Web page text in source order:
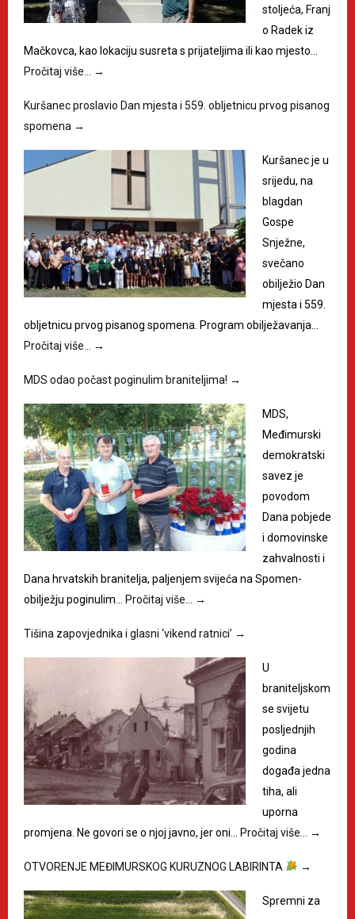
stoljeća, Franj
o Radek iz
Mačkovca, kao lokaciju susreta s prijateljima ili kao mjesto…
Pročitaj više…
→
Kuršanec proslavio Dan mjesta i 559. obljetnicu prvog pisanog
spomena →
Kuršanec je u
srijedu, na
blagdan
Gospe
Snježne,
svečano
obilježio Dan
mjesta i 559.
obljetnicu prvog pisanog spomena. Program obilježavanja…
Pročitaj više…
→
MDS odao počast poginulim braniteljima! →
MDS,
Međimurski
demokratski
savez je
povodom
Dana pobjede
i domovinske
zahvalnosti i
Dana hrvatskih branitelja, paljenjem svijeća na Spomen-
obilježju poginulim…
Pročitaj više… →
Tišina zapovjednika i glasni ‘vikend ratnici’ →
U
braniteljskom
se svijetu
posljednjih
godina
događa jedna
tiha, ali
uporna
promjena. Ne govori se o njoj javno, jer oni…
Pročitaj više… →
OTVORENJE MEĐIMURSKOG KURUZNOG LABIRINTA →
Spremni za